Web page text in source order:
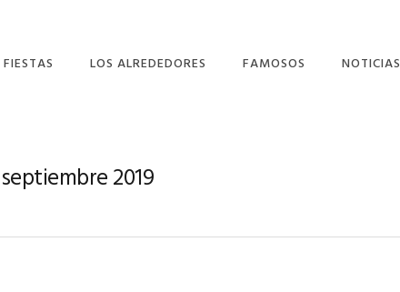
PASTORA
LOS ALREDEDORES FAMOSOS NOTICIAS
2019